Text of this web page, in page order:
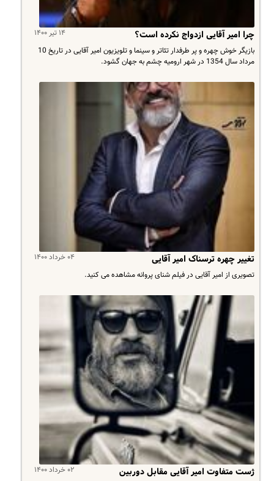
۱۴ تیر ۱۴۰۰ چرا امیر آقایی ازدواج نکرده است؟
بازیگر خوش چهره و پر طرفدار تئاتر و سینما و تلویزیون امیر آقایی در تاریخ 10
مرداد سال 1354 در شهر ارومیه چشم به جهان گشود.
۰۴ خرداد ۱۴۰۰ تغییر چهره ترسناک امیر آقایی
تصویری از امیر آقایی در فیلم شنای پروانه مشاهده می کنید.
۰۲ خرداد ۱۴۰۰ ژست متفاوت امیر آقایی مقابل دوربین